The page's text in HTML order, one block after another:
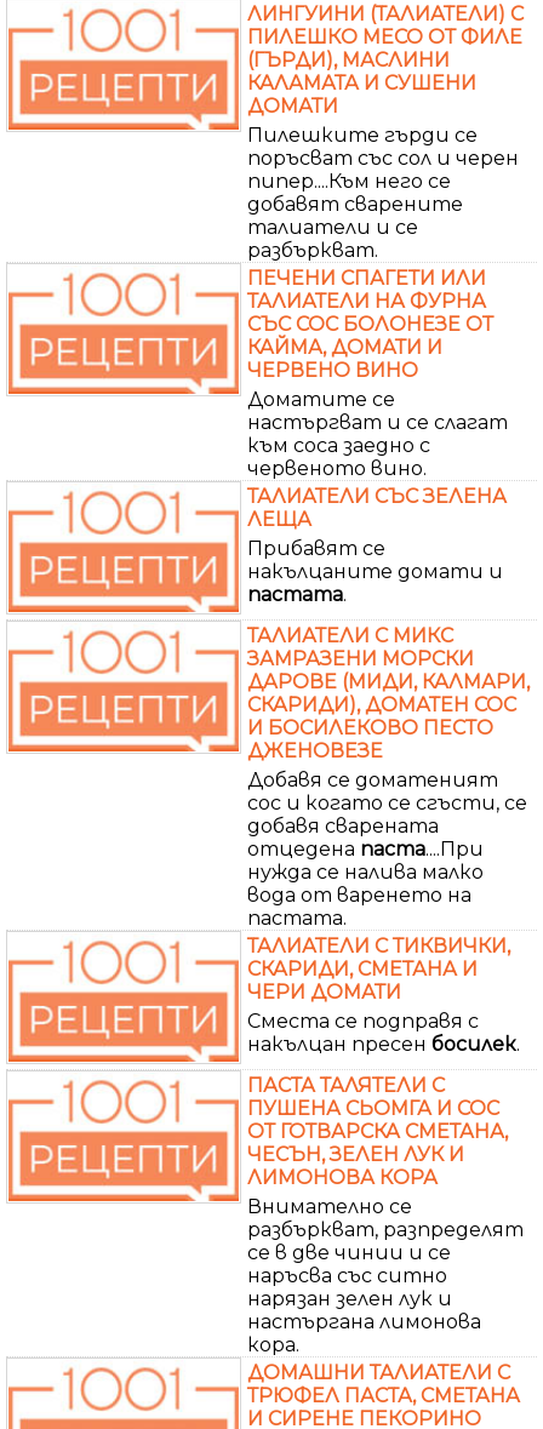
ЛИНГУИНИ (ТАЛИАТЕЛИ) С
ПИЛЕШКО МЕСО ОТ ФИЛЕ
(ГЪРДИ), МАСЛИНИ
КАЛАМАТА И СУШЕНИ
ДОМАТИ
Пилешките гърди се
поръсват със сол и черен
пипер....Към него се
добавят сварените
талиатели и се
разбъркват.
ПЕЧЕНИ СПАГЕТИ ИЛИ
ТАЛИАТЕЛИ НА ФУРНА
СЪС СОС БОЛОНЕЗЕ ОТ
КАЙМА, ДОМАТИ И
ЧЕРВЕНО ВИНО
Доматите се
настъргват и се слагат
към соса заедно с
червеното вино.
ТАЛИАТЕЛИ СЪС ЗЕЛЕНА
ЛЕЩА
Прибавят се
накълцаните домати и
пастата.
ТАЛИАТЕЛИ С МИКС
ЗАМРАЗЕНИ МОРСКИ
ДАРОВЕ (МИДИ, КАЛМАРИ,
СКАРИДИ), ДОМАТЕН СОС
И БОСИЛЕКОВО ПЕСТО
ДЖЕНОВЕЗЕ
Добавя се доматеният
сос и когато се сгъсти, се
добавя сварената
отцедена паста....При
нужда се налива малко
вода от варенето на
пастата.
ТАЛИАТЕЛИ С ТИКВИЧКИ,
СКАРИДИ, СМЕТАНА И
ЧЕРИ ДОМАТИ
Сместа се подправя с
накълцан пресен босилек.
ПАСТА ТАЛЯТЕЛИ С
ПУШЕНА СЬОМГА И СОС
ОТ ГОТВАРСКА СМЕТАНА,
ЧЕСЪН, ЗЕЛЕН ЛУК И
ЛИМОНОВА КОРА
Внимателно се
разбъркват, разпределят
се в две чинии и се
наръсва със ситно
нарязан зелен лук и
настъргана лимонова
кора.
ДОМАШНИ ТАЛИАТЕЛИ С
ТРЮФЕЛ ПАСТА, СМЕТАНА
И СИРЕНЕ ПЕКОРИНО